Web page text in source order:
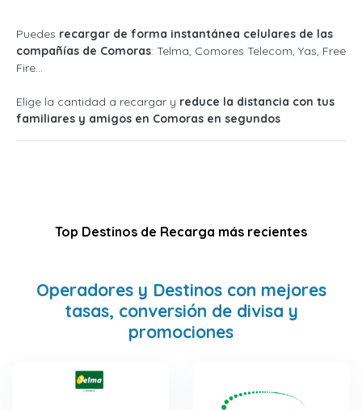
Puedes recargar de forma instantánea celulares de las
compañías de Comoras: Telma, Comores Telecom, Yas, Free
Fire...
Elige la cantidad a recargar y reduce la distancia con tus
familiares y amigos en Comoras en segundos
Top Destinos de Recarga más recientes
Operadores y Destinos con mejores
tasas, conversión de divisa y
promociones